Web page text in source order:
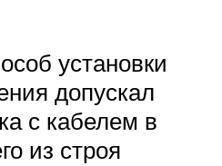
установки
допускал
с кабелем в
из строя